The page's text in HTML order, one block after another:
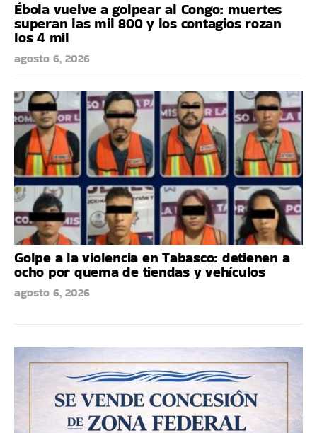
Ébola vuelve a golpear al Congo: muertes
superan las mil 800 y los contagios rozan
los 4 mil
agosto 6, 2026
Golpe a la violencia en Tabasco: detienen a
ocho por quema de tiendas y vehículos
agosto 6, 2026